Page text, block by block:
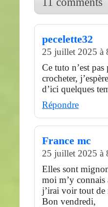
pecelette32
25 juillet 2025 à
Ce tuto n’est
crocheter,
d’ici quelques
Répondre
France mc
25 juillet 2025 à
Elles sont
moi m’y
j’irai voir tout de
Bon vendredi,